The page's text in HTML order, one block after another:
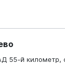
55-й километр,